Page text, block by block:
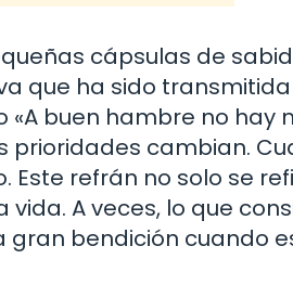
cápsulas de
que ha sido
buen hambre no hay
prioridades cambian.
refrán no solo se
A veces, lo que
bendición cuando